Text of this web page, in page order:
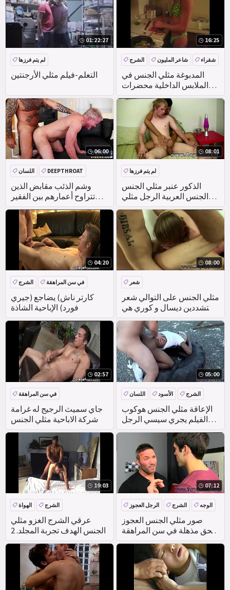
01:22:27
التعلم-فيلم مثلي الأرجنتين
لم يتم فرزها
16:25
المدبوغة مثلي الجنس في
الملابس الداخلية محضرات
العشاء في المطبخ بينما
صديقه الملاعين له في الحمار
الشرج شاعر المليون
شقراء
عرقي
06:00
وشم الذئب مقابض الذين
تتراوح أعمارهم بين الفقير
الأحمق مع الخام سرج
اللسان
DEEPTHROAT
شعر
الديك
08:01
الذكور عنبر مثلي الجنس
الجنس العربية الرجل مثلي
الجنس الجنس معرض الصور
إريك كان
لم يتم فرزها
04:20
كارتر ناش) يضاجع (جيري
فورد) الإباحية الشاذة
الشرج في سن المراهقة
08:00
مثلي الجنس على التوالي شعر
المتشددين ديسال و كوري هي
في
شعر
02:57
جاي سميث الرجيج له غرامة
شركة الاباحية مثلي الجنس
في سن المراهقة
05:00
الإعاقة مثلي الجنس هوكوب
الفيلم يجري سيسي الرجل
قصص الوقت للتعامل مع
اللسان الأسود
الشرج
المجموعة
19:03
عرقي الشرج الغزو مثلي
الجنس الهدف تجربة المجلد. 2
الهواة الشرج
07:12
صور مثلي الجنس العجوز
سحق مذهلة في سن المراهقة
الولد يحصل على ركبتيه
الرجل العجوز الشرج الوجه